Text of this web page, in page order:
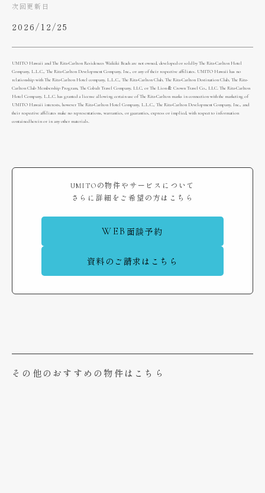
次回更新日
2026/12/25
UMITO Hawaii and The Ritz-Carlton Residences Waikiki Beach are not owned, developed or sold by The Ritz-Carlton Hotel
Company, L.L.C., The Ritz-Carlton Development Company, Inc., or any of their respective affiliates. UMITO Hawaii has no
relationship with The Ritz-Carlton Hotel company, L.L.C., The Ritz-Carlton Club, The Ritz-Carlton Destination Club, The Ritz-
Carlton Club Membership Program, The Cobalt Travel Company, LLC, or The Lion & Crown Travel Co., LLC. The Ritz-Carlton
Hotel Company, L.L.C. has granted a license allowing certain use of The Ritz-Carlton marks in connection with the marketing of
UMITO Hawaii interests, however The Ritz-Carlton Hotel Company, L.L.C., The Ritz-Carlton Development Company, Inc., and
their respective affiliates make no representations, warranties, or guaranties, express or implied, with respect to information
contained herein or in any other materials.
UMITOの物件やサービスについて
さらに詳細をご希望の方はこちら
WEB 面談予約
資料のご請求はこちら
その他のおすすめの物件はこちら